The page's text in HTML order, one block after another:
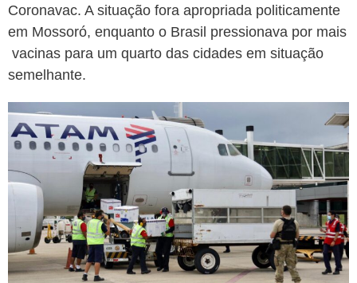
Coronavac. A situação fora apropriada politicamente
em Mossoró, enquanto o Brasil pressionava por mais
vacinas para um quarto das cidades em situação
semelhante.